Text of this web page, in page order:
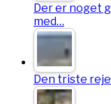
Der er noget
med…
Den triste